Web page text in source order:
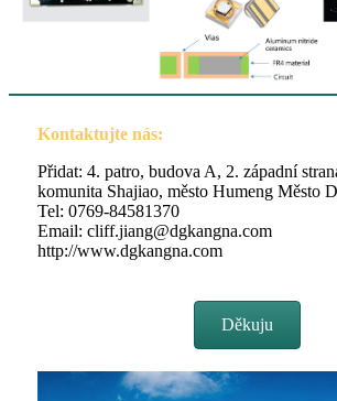
Kontaktujte nás:
Přidat: 4. patro, budova A, 2. západní
komunita Shajiao, město Humeng Město
Tel: 0769-84581370
Email: cliff.jiang@dgkangna.com
http://www.dgkangna.com
Děkuju